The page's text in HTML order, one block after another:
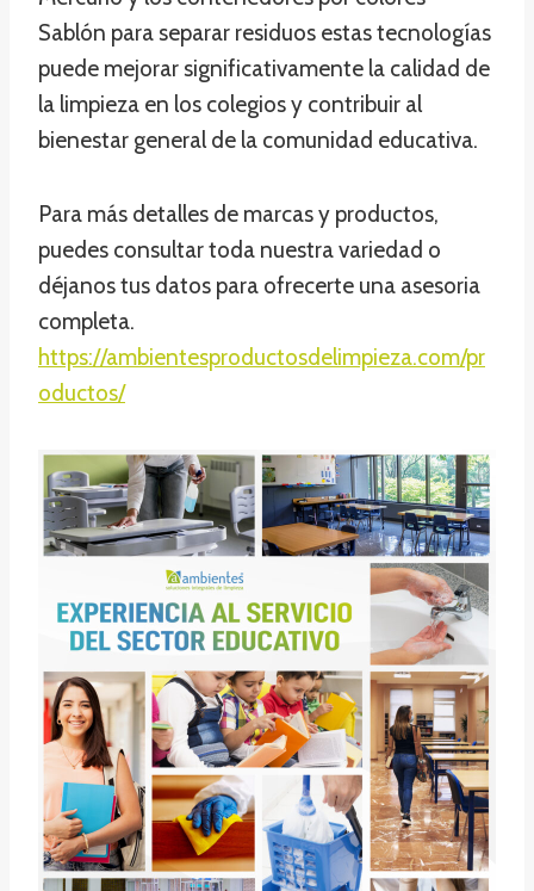
Sablón para separar residuos estas tecnologías
puede mejorar significativamente la calidad de
la limpieza en los colegios y contribuir al
bienestar general de la comunidad educativa.
Para más detalles de marcas y productos,
puedes consultar toda nuestra variedad o
déjanos tus datos para ofrecerte una asesoria
completa.
https://ambientesproductosdelimpieza.com/pr
oductos/